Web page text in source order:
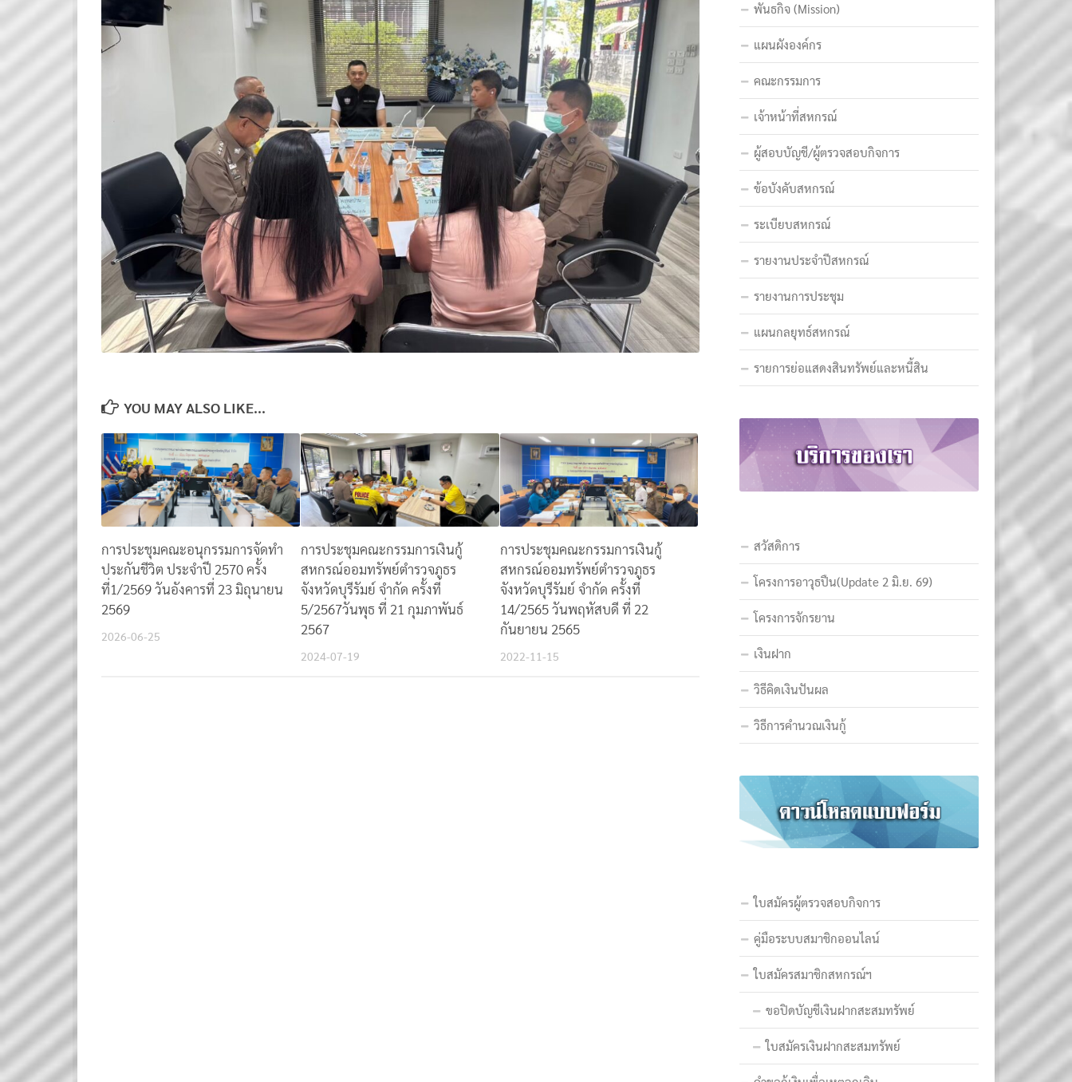
YOU MAY ALSO LIKE...
การประชุมคณะอนุกรรมการจัดทำ
ประกันชีวิต ประจำปี 2570 ครั้ง
ที่1/2569 วันอังคารที่ 23 มิถุนายน
2569
2026-06-25
การประชุมคณะกรรมการเงินกู้
สหกรณ์ออมทรัพย์ตำรวจภูธร
จังหวัดบุรีรัมย์ จำกัด ครั้งที่
5/2567วันพุธ ที่ 21 กุมภาพันธ์
2567
2024-07-19
การประชุมคณะกรรมการเงินกู้
สหกรณ์ออมทรัพย์ตำรวจภูธร
จังหวัดบุรีรัมย์ จำกัด ครั้งที่
14/2565 วันพฤหัสบดี ที่ 22
กันยายน 2565
2022-11-15
พันธกิจ (Mission)
แผนผังองค์กร
คณะกรรมการ
เจ้าหน้าที่สหกรณ์
ผู้สอบบัญชี/ผู้ตรวจสอบกิจการ
ข้อบังคับสหกรณ์
ระเบียบสหกรณ์
รายงานประจำปีสหกรณ์
รายงานการประชุม
แผนกลยุทธ์สหกรณ์
รายการย่อแสดงสินทรัพย์และหนี้สิน
สวัสดิการ
โครงการอาวุธปืน(Update 2 มิ.ย. 69)
โครงการจักรยาน
เงินฝาก
วิธีคิดเงินปันผล
วิธีการคำนวณเงินกู้
ใบสมัครผู้ตรวจสอบกิจการ
คู่มือระบบสมาชิกออนไลน์
ใบสมัครสมาชิกสหกรณ์ฯ
ขอปิดบัญชีเงินฝากสะสมทรัพย์
ใบสมัครเงินฝากสะสมทรัพย์